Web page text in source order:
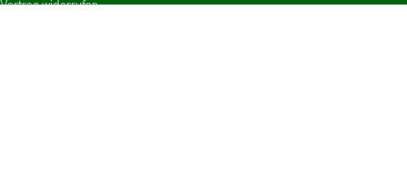
Vertrag widerrufen